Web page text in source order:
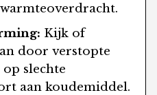
Kijk of
door verstopte
slechte
aan koudemiddel.